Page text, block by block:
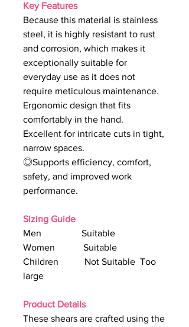
Key Features
Because this material is stainless
steel, it is highly resistant to rust
and corrosion, which makes it
exceptionally suitable for
everyday use as it does not
require meticulous maintenance.
Ergonomic design that fits
comfortably in the hand.
Excellent for intricate cuts in tight,
narrow spaces.
◎Supports efficiency, comfort,
safety, and improved work
performance.
Sizing Guide
Men Suitable
Women Suitable
Children Not Suitable Too
large
Product Details
These shears are crafted using the